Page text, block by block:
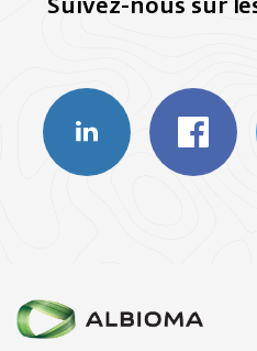
Suivez-nous sur